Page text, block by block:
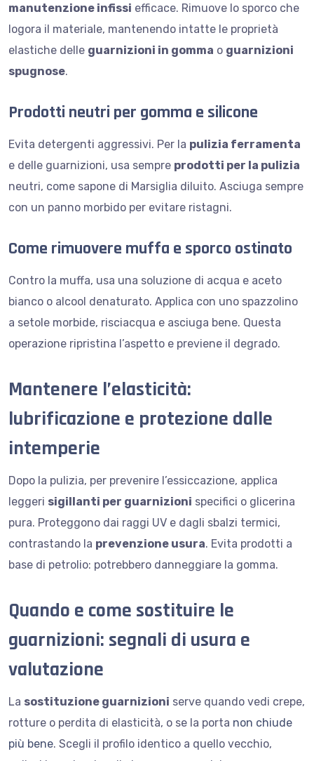
manutenzione infissi efficace. Rimuove lo sporco che
logora il materiale, mantenendo intatte le proprietà
elastiche delle guarnizioni in gomma o guarnizioni
spugnose.
Prodotti neutri per gomma e silicone
Evita detergenti aggressivi. Per la pulizia ferramenta
e delle guarnizioni, usa sempre prodotti per la pulizia
neutri, come sapone di Marsiglia diluito. Asciuga sempre
con un panno morbido per evitare ristagni.
Come rimuovere muffa e sporco ostinato
Contro la muffa, usa una soluzione di acqua e aceto
bianco o alcool denaturato. Applica con uno spazzolino
a setole morbide, risciacqua e asciuga bene. Questa
operazione ripristina l’aspetto e previene il degrado.
Mantenere l’elasticità:
lubrificazione e protezione dalle
intemperie
Dopo la pulizia, per prevenire l’essiccazione, applica
leggeri sigillanti per guarnizioni specifici o glicerina
pura. Proteggono dai raggi UV e dagli sbalzi termici,
contrastando la prevenzione usura. Evita prodotti a
base di petrolio: potrebbero danneggiare la gomma.
Quando e come sostituire le
guarnizioni: segnali di usura e
valutazione
La sostituzione guarnizioni serve quando vedi crepe,
rotture o perdita di elasticità, o se la porta non chiude
più bene. Scegli il profilo identico a quello vecchio,